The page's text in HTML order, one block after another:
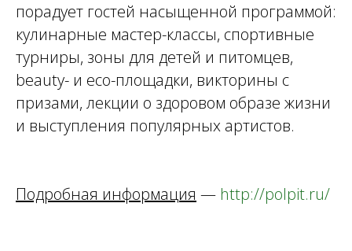
порадует гостей насыщенной программой:
кулинарные мастер-классы, спортивные
турниры, зоны для детей и питомцев,
beauty- и eco-площадки, викторины с
призами, лекции о здоровом образе жизни
и выступления популярных артистов.
Подробная информация — http://polpit.ru/